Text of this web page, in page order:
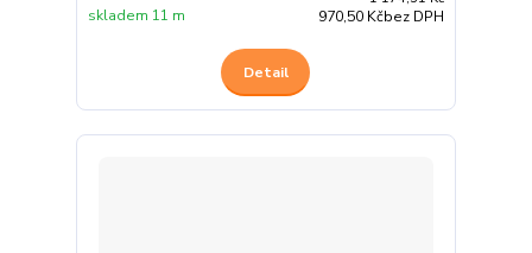
970,50 Kčbez DPH
skladem 11 m
Detail